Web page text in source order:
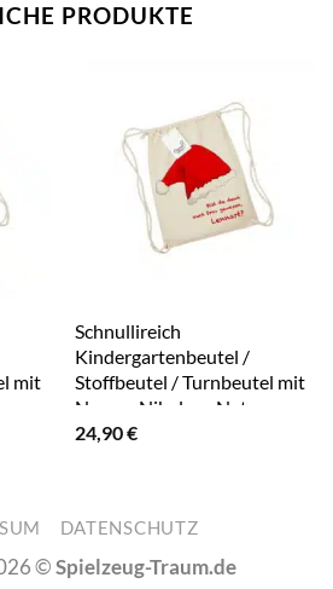
PRODUKTE
mit
Schnullireich
Kindergartenbeutel /
Stoffbeutel / Turnbeutel mit
Namen Nikolaus Natur
24,90€
DATENSCHUTZ
©Spielzeug-Traum.de